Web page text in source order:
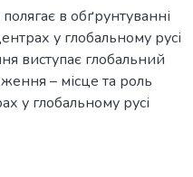
в обґрунтуванні
у глобальному русі
виступає глобальний
– місце та роль
у глобальному русі